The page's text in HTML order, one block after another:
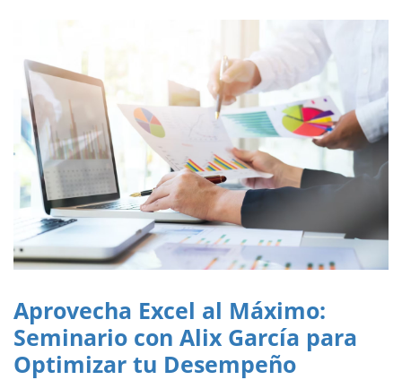
Aprovecha Excel al Máximo:
Seminario con Alix García para
Optimizar tu Desempeño